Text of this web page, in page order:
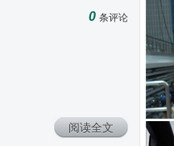
0 条评论
阅读全文